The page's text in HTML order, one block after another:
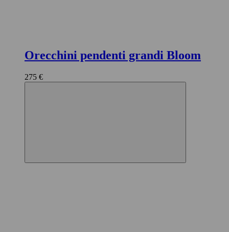
Orecchini pendenti grandi Bloom
275 €